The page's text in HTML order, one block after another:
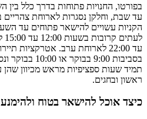
עד 22:00 לארוחת ערב. אטרקציות
תמיד שעות ספציפיות מראש מכיוון שהן
ראשון ובחגים.
כיצד אוכל להישאר בטוח